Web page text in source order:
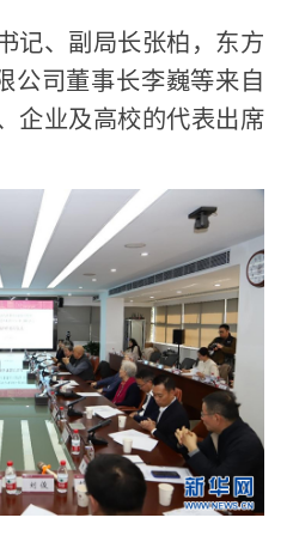
记、副局长张柏，东方
公司董事长李巍等来自
企业及高校的代表出席